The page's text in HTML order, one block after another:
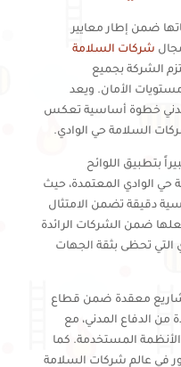
ضمن إطار معايير
شركات السلامة
الشركة بجميع
الأمان. ويعد
خطوة أساسية تعكس
السلامة حي الوادي.
بتطبيق اللوائح
حي الوادي المعتمدة، حيث
دقيقة تضمن الامتثال
ضمن الشركات الرائدة
تحظى بثقة الجهات
مشاريع معقدة ضمن قطاع
من الدفاع المدني، مع
الأنظمة المستخدمة. كما
في عالم شركات السلامة